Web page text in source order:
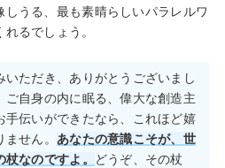
うる、最も素晴らしいパラレルワ
るでしょう。
いただき、ありがとうございまし
ご自身の内に眠る、偉大な創造主
手伝いができたなら、これほど嬉
せん。 あなたの意識こそが、世
なのですよ。
どうぞ、その杖